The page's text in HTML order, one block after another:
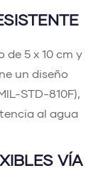
de 5 x 10 cm y
un diseño
STD-810F),
al agua
VÍA